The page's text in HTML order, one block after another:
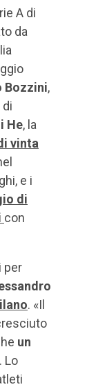
A di
da
Bozzini,
di
He, la
vinta
e i
di
con
per
. «Il
un
. Lo